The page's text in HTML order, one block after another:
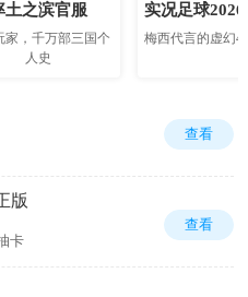
土之滨官服
家，千万部三国个
人史
实况足球
梅西代言的虚幻4
查看
版
卡
查看